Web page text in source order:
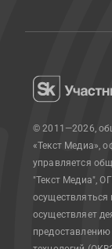
© 2011—2026,
«Текст Медиа»,
управляется
"Текст Медиа",
осуществляет